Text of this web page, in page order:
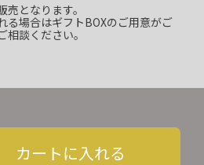
となります。
る場合はギフトBOXのご用意がご
談ください。
カートに入れる